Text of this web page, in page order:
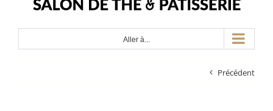
Aller à...
Précédent